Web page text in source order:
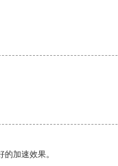
加速效果。